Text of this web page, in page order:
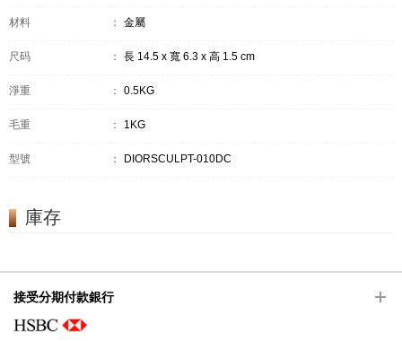
材料 ： 金屬
尺码 ： 長 14.5 x 寬 6.3 x 高 1.5 cm
淨重 ： 0.5KG
毛重 ： 1KG
型號 ： DIORSCULPT-010DC
庫存
接受分期付款銀行